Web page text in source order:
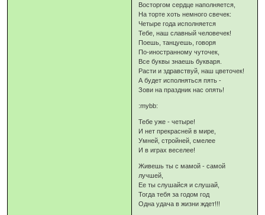
Восторгом сердце наполняется,
На торте хоть немного свечек:
Четыре года исполняется
Тебе, наш славный человечек!
Поешь, танцуешь, говоря
По-иностранному чуточек,
Все буквы знаешь букваря.
Расти и здравствуй, наш цветочек!
А будет исполняться пять -
Зови на праздник нас опять!
:mybb:
Тебе уже - четыре!
И нет прекрасней в мире,
Умней, стройней, смелее
И в играх веселее!
Живешь ты с мамой - самой
лучшей,
Ее ты слушайся и слушай,
Тогда тебя за годом год
Одна удача в жизни ждет!!!